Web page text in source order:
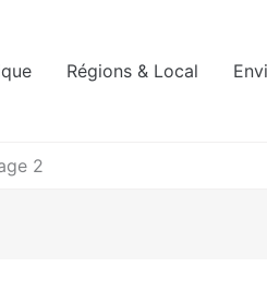
Régions & Local
2